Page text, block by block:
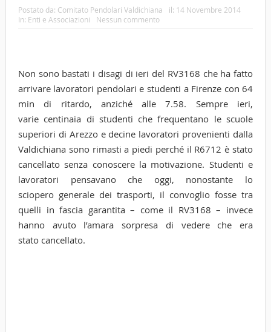
Postato da: Comitato Pendolari Valdichiana il: 14 Novembre 2014
In: Enti e Associazioni Nessun commento
Non sono bastati i disagi di ieri del RV3168 che ha fatto
arrivare lavoratori pendolari e studenti a Firenze con 64
min di ritardo, anziché alle 7.58. Sempre ieri,
varie centinaia di studenti che frequentano le scuole
superiori di Arezzo e decine lavoratori provenienti dalla
Valdichiana sono rimasti a piedi perché il R6712 è stato
cancellato senza conoscere la motivazione. Studenti e
lavoratori pensavano che oggi, nonostante lo
sciopero generale dei trasporti, il convoglio fosse tra
quelli in fascia garantita – come il RV3168 – invece
hanno avuto l’amara sorpresa di vedere che era
stato cancellato.